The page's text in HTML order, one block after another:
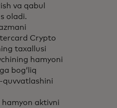
va qabul
oladi.
Crypto
taxallusi
hamyoni
bogʻliq
quvvatlashini
aktivni